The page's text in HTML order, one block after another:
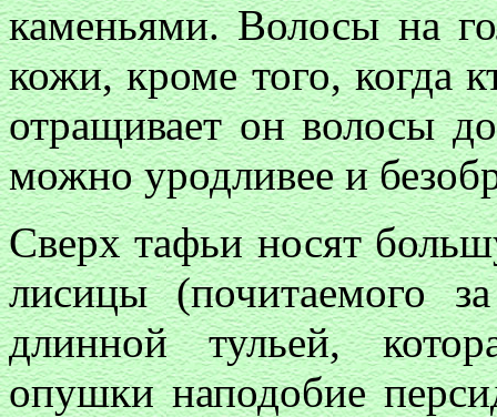
каменьями. Волосы на
кожи, кроме того, когда
отращивает он волосы
можно уродливее и
Сверх тафьи носят
лисицы (почитаемого
длинной тульей,
опушки наподобие